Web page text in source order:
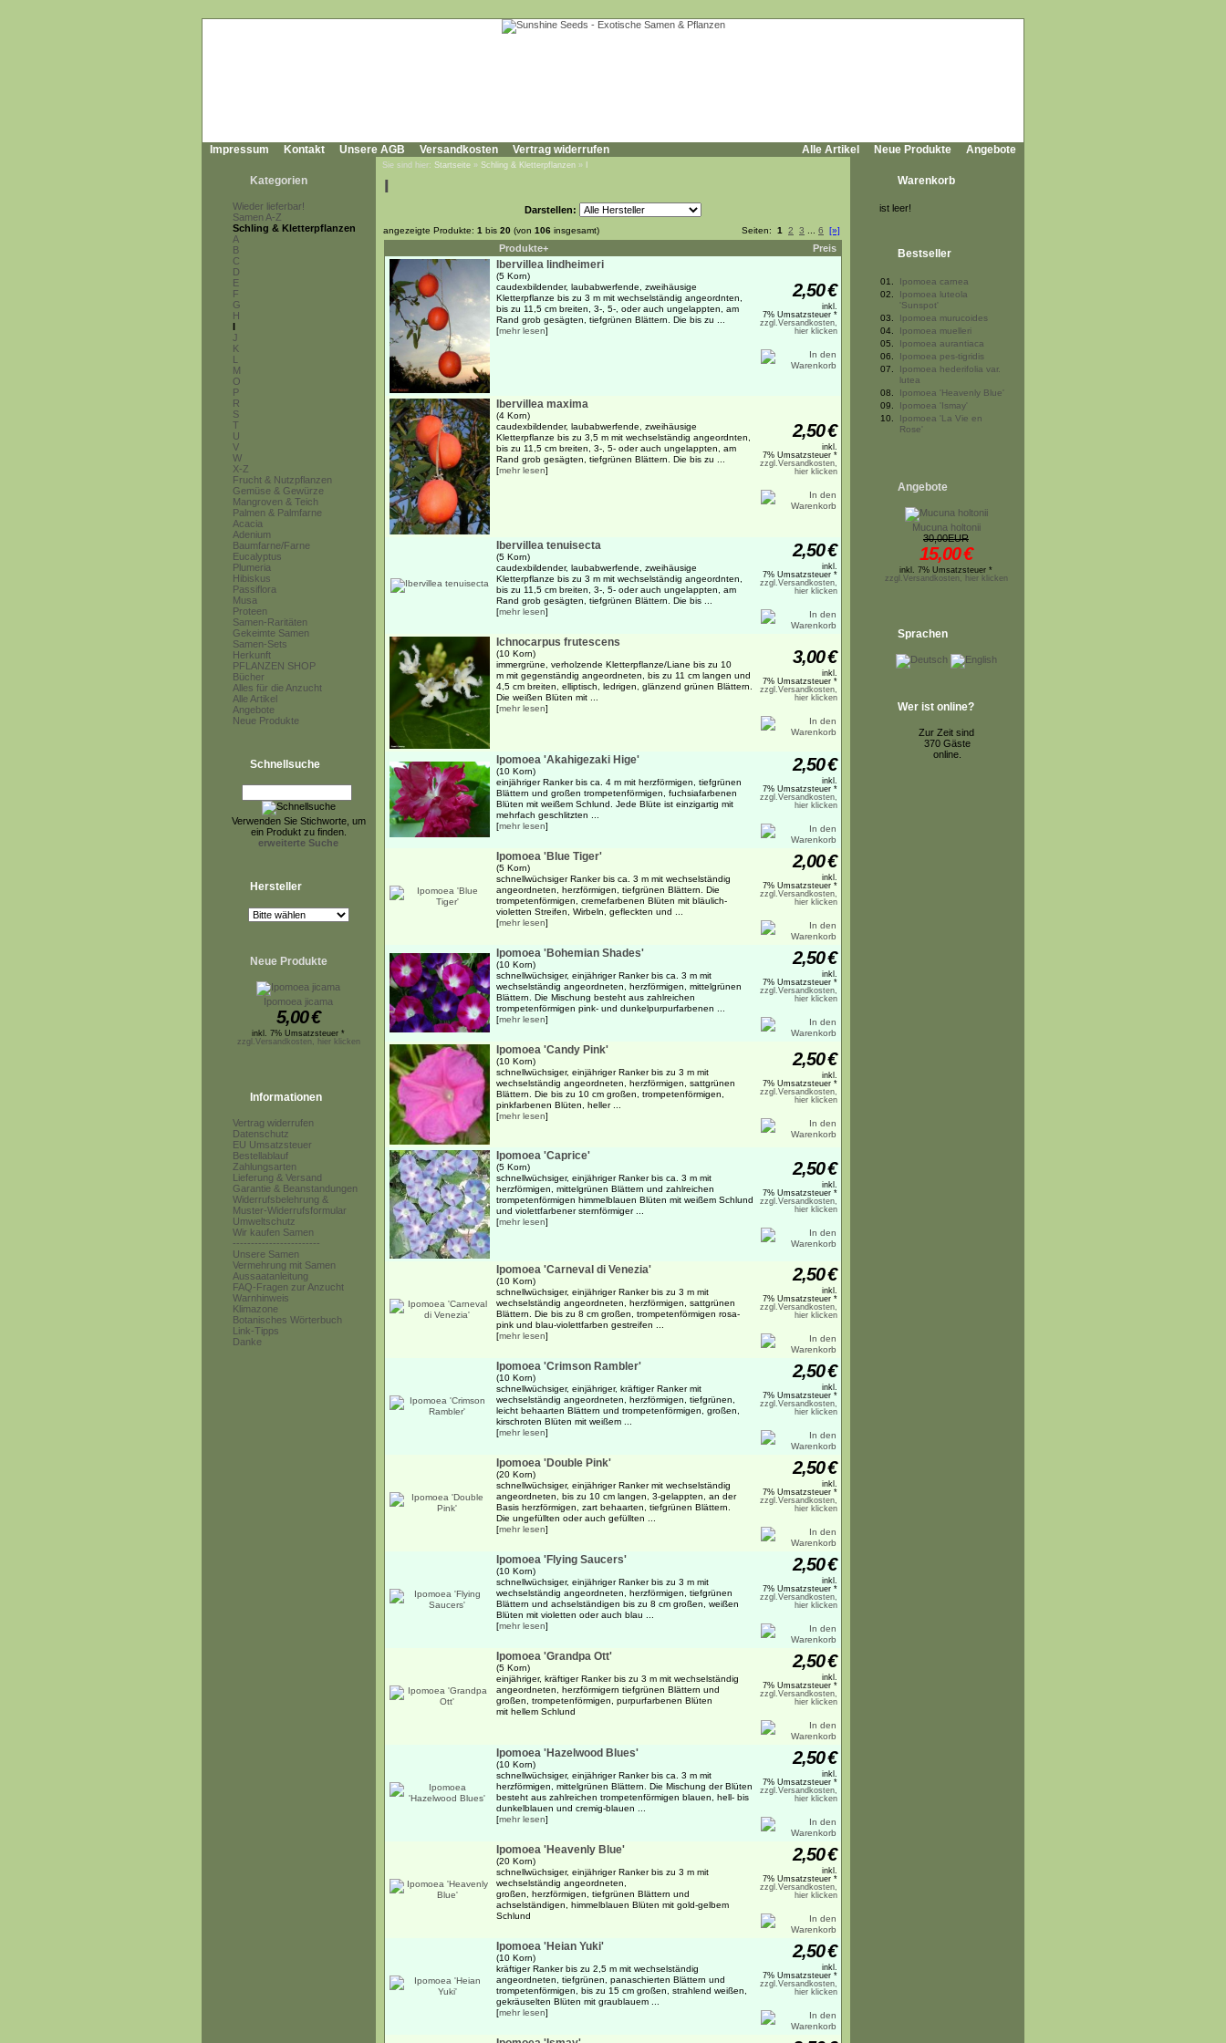
Impressum Kontakt Unsere AGB Versandkosten Vertrag widerrufen Alle Artikel Neue Produkte Angebote
Kategorien
Wieder lieferbar!
Samen A-Z
Schling & Kletterpflanzen
A
B
C
D
E
F
G
H
I
J
K
L
M
O
P
R
S
T
U
V
W
X-Z
Frucht & Nutzpflanzen
Gemüse & Gewürze
Mangroven & Teich
Palmen & Palmfarne
Acacia
Adenium
Baumfarne/Farne
Eucalyptus
Plumeria
Hibiskus
Passiflora
Musa
Proteen
Samen-Raritäten
Gekeimte Samen
Samen-Sets
Herkunft
PFLANZEN SHOP
Bücher
Alles für die Anzucht
Alle Artikel
Angebote
Neue Produkte
Schnellsuche
Verwenden Sie Stichworte, um
ein Produkt zu finden.
erweiterte Suche
Hersteller
Neue Produkte
Ipomoea jicama
5,00€
inkl. 7% Umsatzsteuer *
zzgl.Versandkosten, hier klicken
Informationen
Vertrag widerrufen
Datenschutz
EU Umsatzsteuer
Bestellablauf
Zahlungsarten
Lieferung & Versand
Garantie & Beanstandungen
Widerrufsbelehrung &
Muster-Widerrufsformular
Umweltschutz
Wir kaufen Samen
------------------------
Unsere Samen
Vermehrung mit Samen
Aussaatanleitung
FAQ-Fragen zur Anzucht
Warnhinweis
Klimazone
Botanisches Wörterbuch
Link-Tipps
Danke
Sie sind hier: Startseite » Schling & Kletterpflanzen »
I
Darstellen:
angezeigte Produkte: 1 bis 20 (von 106 insgesamt) Seiten: 1 2 3 6 [»]
Produkte+ Preis
Ibervillea lindheimeri
(5 Korn)
caudexbildender, laubabwerfende, zweihäusige
Kletterpflanze bis zu 3 m mit wechselständig angeordnten,
bis zu 11,5 cm breiten, 3-, 5-, oder auch ungelappten, am
Rand grob gesägten, tiefgrünen Blättern. Die bis zu ...
[mehr lesen]
2,50€
inkl.
7% Umsatzsteuer *
zzgl.Versandkosten,
hier klicken
Ibervillea maxima
(4 Korn)
caudexbildender, laubabwerfende, zweihäusige
Kletterpflanze bis zu 3,5 m mit wechselständig angeordnten,
bis zu 11,5 cm breiten, 3-, 5- oder auch ungelappten, am
Rand grob gesägten, tiefgrünen Blättern. Die bis zu ...
[mehr lesen]
2,50€
inkl.
7% Umsatzsteuer *
zzgl.Versandkosten,
hier klicken
Ibervillea tenuisecta
(5 Korn)
caudexbildender, laubabwerfende, zweihäusige
Kletterpflanze bis zu 3 m mit wechselständig angeordnten,
bis zu 11,5 cm breiten, 3-, 5- oder auch ungelappten, am
Rand grob gesägten, tiefgrünen Blättern. Die bis ...
[mehr lesen]
2,50€
inkl.
7% Umsatzsteuer *
zzgl.Versandkosten,
hier klicken
Ichnocarpus frutescens
(10 Korn)
immergrüne, verholzende Kletterpflanze/Liane bis zu 10
m mit gegenständig angeordneten, bis zu 11 cm langen und
4,5 cm breiten, elliptisch, ledrigen, glänzend grünen Blättern.
Die weißen Blüten mit ...
[mehr lesen]
3,00€
inkl.
7% Umsatzsteuer *
zzgl.Versandkosten,
hier klicken
Ipomoea 'Akahigezaki Hige'
(10 Korn)
einjähriger Ranker bis ca. 4 m mit herzförmigen, tiefgrünen
Blättern und großen trompetenförmigen, fuchsiafarbenen
Blüten mit weißem Schlund. Jede Blüte ist einzigartig mit
mehrfach geschlitzten ...
[mehr lesen]
2,50€
inkl.
7% Umsatzsteuer *
zzgl.Versandkosten,
hier klicken
Ipomoea 'Blue Tiger'
(5 Korn)
schnellwüchsiger Ranker bis ca. 3 m mit wechselständig
angeordneten, herzförmigen, tiefgrünen Blättern. Die
trompetenförmigen, cremefarbenen Blüten mit bläulich-
violetten Streifen, Wirbeln, gefleckten und ...
[mehr lesen]
2,00€
inkl.
7% Umsatzsteuer *
zzgl.Versandkosten,
hier klicken
Ipomoea 'Bohemian Shades'
(10 Korn)
schnellwüchsiger, einjähriger Ranker bis ca. 3 m mit
wechselständig angeordneten, herzförmigen, mittelgrünen
Blättern. Die Mischung besteht aus zahlreichen
trompetenförmigen pink- und dunkelpurpurfarbenen ...
[mehr lesen]
2,50€
inkl.
7% Umsatzsteuer *
zzgl.Versandkosten,
hier klicken
Ipomoea 'Candy Pink'
(10 Korn)
schnellwüchsiger, einjähriger Ranker bis zu 3 m mit
wechselständig angeordneten, herzförmigen, sattgrünen
Blättern. Die bis zu 10 cm großen, trompetenförmigen,
pinkfarbenen Blüten, heller ...
[mehr lesen]
2,50€
inkl.
7% Umsatzsteuer *
zzgl.Versandkosten,
hier klicken
Ipomoea 'Caprice'
(5 Korn)
schnellwüchsiger, einjähriger Ranker bis ca. 3 m mit
herzförmigen, mittelgrünen Blättern und zahlreichen
trompetenförmigen himmelblauen Blüten mit weißem Schlund
und violettfarbener sternförmiger ...
[mehr lesen]
2,50€
inkl.
7% Umsatzsteuer *
zzgl.Versandkosten,
hier klicken
Ipomoea 'Carneval di Venezia'
(10 Korn)
schnellwüchsiger, einjähriger Ranker bis zu 3 m mit
wechselständig angeordneten, herzförmigen, sattgrünen
Blättern. Die bis zu 8 cm großen, trompetenförmigen rosa-
pink und blau-violettfarben gestreifen ...
[mehr lesen]
2,50€
inkl.
7% Umsatzsteuer *
zzgl.Versandkosten,
hier klicken
Ipomoea 'Crimson Rambler'
(10 Korn)
schnellwüchsiger, einjähriger, kräftiger Ranker mit
wechselständig angeordneten, herzförmigen, tiefgrünen,
leicht behaarten Blättern und trompetenförmigen, großen,
kirschroten Blüten mit weißem ...
[mehr lesen]
2,50€
inkl.
7% Umsatzsteuer *
zzgl.Versandkosten,
hier klicken
Ipomoea 'Double Pink'
(20 Korn)
schnellwüchsiger, einjähriger Ranker mit wechselständig
angeordneten, bis zu 10 cm langen, 3-gelappten, an der
Basis herzförmigen, zart behaarten, tiefgrünen Blättern.
Die ungefüllten oder auch gefüllten ...
[mehr lesen]
2,50€
inkl.
7% Umsatzsteuer *
zzgl.Versandkosten,
hier klicken
Ipomoea 'Flying Saucers'
(10 Korn)
schnellwüchsiger, einjähriger Ranker bis zu 3 m mit
wechselständig angeordneten, herzförmigen, tiefgrünen
Blättern und achselständigen bis zu 8 cm großen, weißen
Blüten mit violetten oder auch blau ...
[mehr lesen]
2,50€
inkl.
7% Umsatzsteuer *
zzgl.Versandkosten,
hier klicken
Ipomoea 'Grandpa Ott'
(5 Korn)
einjähriger, kräftiger Ranker bis zu 3 m mit wechselständig
angeordneten, herzförmigern tiefgrünen Blättern und
großen, trompetenförmigen, purpurfarbenen Blüten
mit hellem Schlund
2,50€
inkl.
7% Umsatzsteuer *
zzgl.Versandkosten,
hier klicken
Ipomoea 'Hazelwood Blues'
(10 Korn)
schnellwüchsiger, einjähriger Ranker bis ca. 3 m mit
herzförmigen, mittelgrünen Blättern. Die Mischung der Blüten
besteht aus zahlreichen trompetenförmigen blauen, hell- bis
dunkelblauen und cremig-blauen ...
[mehr lesen]
2,50€
inkl.
7% Umsatzsteuer *
zzgl.Versandkosten,
hier klicken
Ipomoea 'Heavenly Blue'
(20 Korn)
schnellwüchsiger, einjähriger Ranker bis zu 3 m mit
wechselständig angeordneten,
großen, herzförmigen, tiefgrünen Blättern und
achselständigen, himmelblauen Blüten mit gold-gelbem
Schlund
2,50€
inkl.
7% Umsatzsteuer *
zzgl.Versandkosten,
hier klicken
Ipomoea 'Heian Yuki'
(10 Korn)
kräftiger Ranker bis zu 2,5 m mit wechselständig
angeordneten, tiefgrünen, panaschierten Blättern und
trompetenförmigen, bis zu 15 cm großen, strahlend weißen,
gekräuselten Blüten mit graublauem ...
[mehr lesen]
2,50€
inkl.
7% Umsatzsteuer *
zzgl.Versandkosten,
hier klicken
Warenkorb
ist leer!
Bestseller
01.
Ipomoea carnea
02.
Ipomoea luteola
'Sunspot'
03.
Ipomoea murucoides
04.
Ipomoea muelleri
05.
Ipomoea aurantiaca
06.
Ipomoea pes-tigridis
07.
Ipomoea hederifolia var.
lutea
08.
Ipomoea 'Heavenly Blue'
09.
Ipomoea 'Ismay'
10.
Ipomoea 'La Vie en
Rose'
Angebote
Mucuna holtonii
30,00EUR
15,00€
inkl. 7% Umsatzsteuer *
zzgl.Versandkosten, hier klicken
Sprachen
Wer ist online?
Zur Zeit sind
370 Gäste
online.